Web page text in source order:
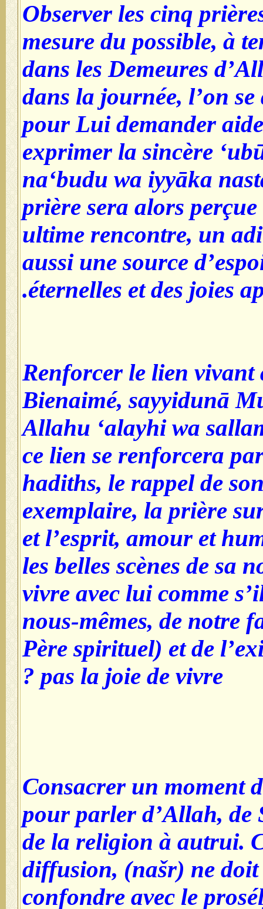
2-Observer les cinq
mesure du possible, à
dans les Demeures
dans la journée, l’on
pour Lui demander
exprimer la sincère
na‘budu wa iyyāka
prière sera alors
ultime rencontre, un
aussi une source
éternelles et des joies
3- Renforcer le lien vivant
Bienaimé, sayyidunā
Allahu ‘alayhi wa
ce lien se renforcera
hadiths, le rappel de
exemplaire, la prière
et l’esprit, amour et
les belles scènes de sa
vivre avec lui comme
nous-mêmes, de notre
Père spirituel) et de
pas la joie de vivre ?
4- Consacrer un moment
pour parler d’Allah, de
de la religion à autrui.
diffusion, (našr) ne doit
confondre avec le